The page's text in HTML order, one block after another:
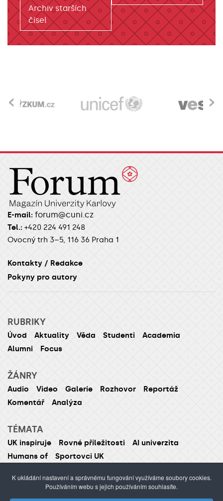
Archiv starších
čísel
›
‹
E-mail: forum@cuni.cz
Tel.: +420 224 491 248
Ovocný trh 3–5, 116 36 Praha 1
Kontakty / Redakce
Pokyny pro autory
RUBRIKY
Úvod Aktuality Věda Studenti
Academia
Alumni
Focus
ŽÁNRY
Audio Video Galerie Rozhovor
Reportáž
Komentář
Analýza
TÉMATA
UK inspiruje Rovné příležitosti
AI univerzita
Humans of
Sportovci UK
K ukládání nastavení a správnému fungování využíváme soubory cookies.
Používáním webu s jejich používáním souhlasíte.